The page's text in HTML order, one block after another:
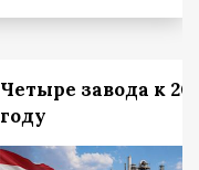
Четыре завода к
году